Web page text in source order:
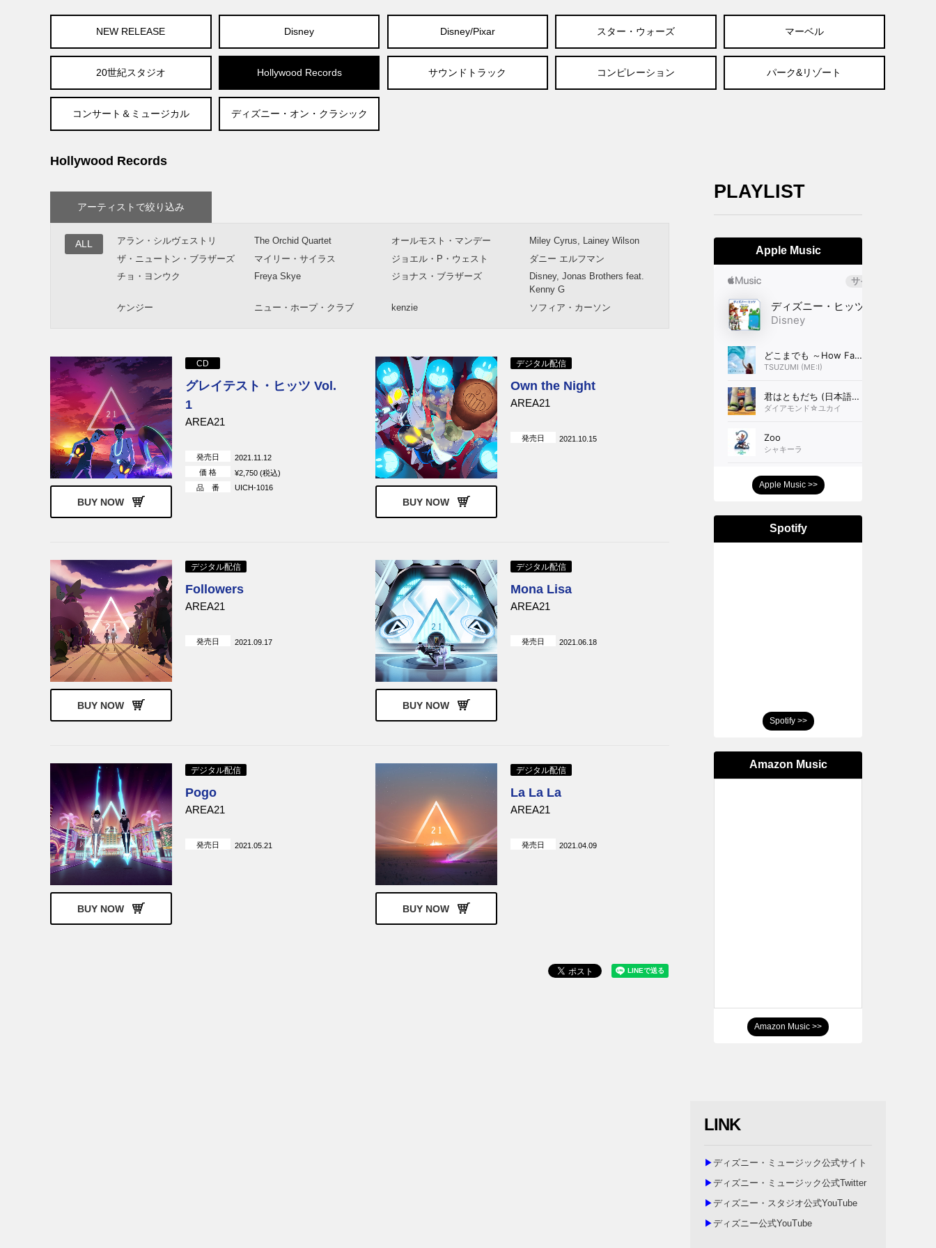
NEW RELEASE Disney Disney/Pixar スター・ウォーズ マーベル
20世紀スタジオ Hollywood Records サウンドトラック コンピレーション パーク&リゾート
コンサート＆ミュージカル ディズニー・オン・クラシック
Hollywood Records
アーティストで絞り込み
ALL アラン・シルヴェストリ The Orchid Quartet オールモスト・マンデー
Miley Cyrus, Lainey Wilson
ザ・ニュートン・ブラザーズ
マイリー・サイラス ジョエル・P・ウェスト
ダニー エルフマン
チョ・ヨンウク
Freya Skye ジョナス・ブラザーズ
Disney, Jonas Brothers feat.
Kenny G
ケンジー
ニュー・ホープ・クラブ kenzie
ソフィア・カーソン
ジョイウェーヴ
ハリー・グレッグソン=ウィリ
アムズ
ヘンリー・ジャックマン
Scarypoolparty Raksin デヴィッド・アーノルド
ジョン・パウエル
マルコ・ベルトラミ
BUY NOW
CD
グレイテスト・ヒッツ Vol.
1
AREA21
発売日
2021.11.12
価 格
¥2,750 (税込)
品 番
UICH-1016
BUY NOW
デジタル配信
Own the Night
AREA21
発売日 2021.10.15
BUY NOW
デジタル配信
Followers
AREA21
発売日 2021.09.17
BUY NOW
デジタル配信
Mona Lisa
AREA21
発売日 2021.06.18
BUY NOW
デジタル配信
Pogo
AREA21
発売日 2021.05.21
BUY NOW
デジタル配信
La La La
AREA21
発売日 2021.04.09
PLAYLIST
Apple Music
Apple Music >>
Spotify
Spotify >>
Amazon Music
Amazon Music >>
LINK
▶ディズニー・ミュージック公式サイト
▶ディズニー・ミュージック公式Twitter
▶ディズニー・スタジオ公式YouTube
▶ディズニー公式YouTube